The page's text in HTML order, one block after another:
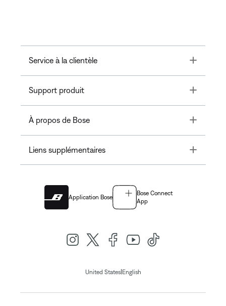
Service à la clientèle Toggle
Support produit Toggle
À propos de Bose Toggle
Liens supplémentaires Toggle
Application Bose
Bose Connect
App
United States| English